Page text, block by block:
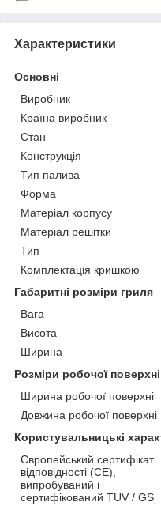
Характеристики
Основні
Виробник
Країна виробник
Стан
Конструкція
Тип палива
Форма
Матеріал корпусу
Матеріал решітки
Тип
Комплектація кришкою
Габаритні розміри гриля
Вага
Висота
Ширина
Розміри робочої поверхні
Ширина робочої поверхні
Довжина робочої поверхні
Користувальницькі
Європейський сертифікат
відповідності (CE),
випробуваний і
сертифікований TUV / GS